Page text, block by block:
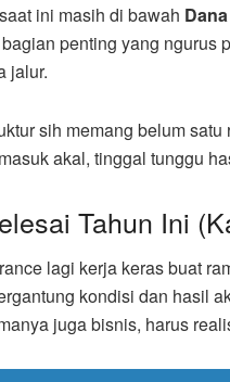
ini masih di bawah
penting yang ngurus
jalur.
sih memang belum
akal, tinggal tunggu
Tahun Ini
lagi kerja keras buat
kondisi dan hasil
juga bisnis, harus